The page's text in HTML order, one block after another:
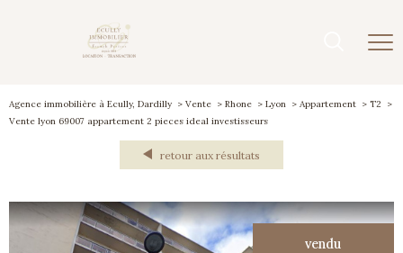
Agence immobilière à Ecully, Dardilly Vente Rhone Lyon Appartement
T2
Vente lyon 69007 appartement 2 pieces ideal investisseurs
retour aux résultats
vendu